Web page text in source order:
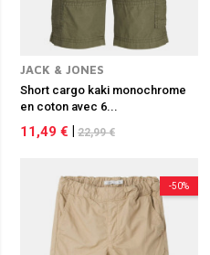
JACK & JONES
Short cargo kaki monochrome
en coton avec 6...
11,49 € 22,99 €
-50%